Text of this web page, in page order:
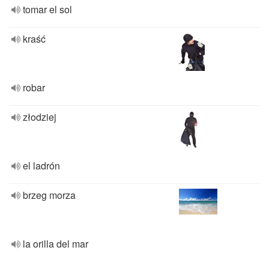
tomar el sol
kraść
robar
złodziej
el ladrón
brzeg morza
la orilla del mar